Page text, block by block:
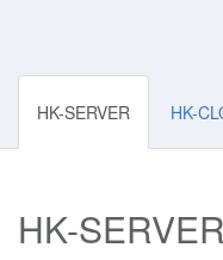
HK-SERVER HK-
HK-SERVER